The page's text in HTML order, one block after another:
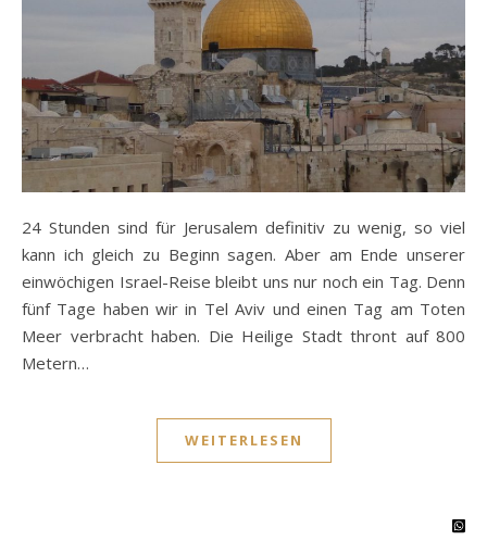
24 Stunden sind für Jerusalem definitiv zu wenig, so viel
kann ich gleich zu Beginn sagen. Aber am Ende unserer
einwöchigen Israel-Reise bleibt uns nur noch ein Tag. Denn
fünf Tage haben wir in Tel Aviv und einen Tag am Toten
Meer verbracht haben. Die Heilige Stadt thront auf 800
Metern…
WEITERLESEN